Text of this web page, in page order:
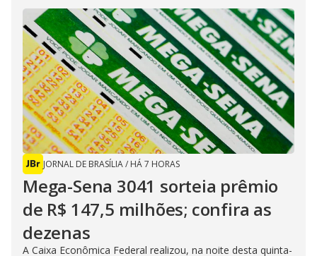
JORNAL DE BRASÍLIA/ HÁ 7 HORAS
Mega-Sena 3041 sorteia prêmio
de R$ 147,5 milhões; confira as
dezenas
A Caixa Econômica Federal realizou, na noite desta quinta-